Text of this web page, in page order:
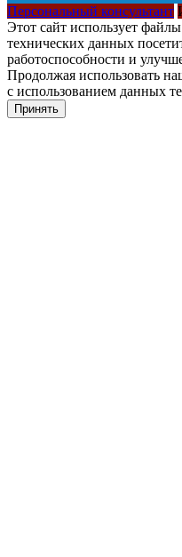
Персональный консультант
Этот сайт использует
технических данных
работоспособности и
Продолжая использовать
с использованием данных
Принять